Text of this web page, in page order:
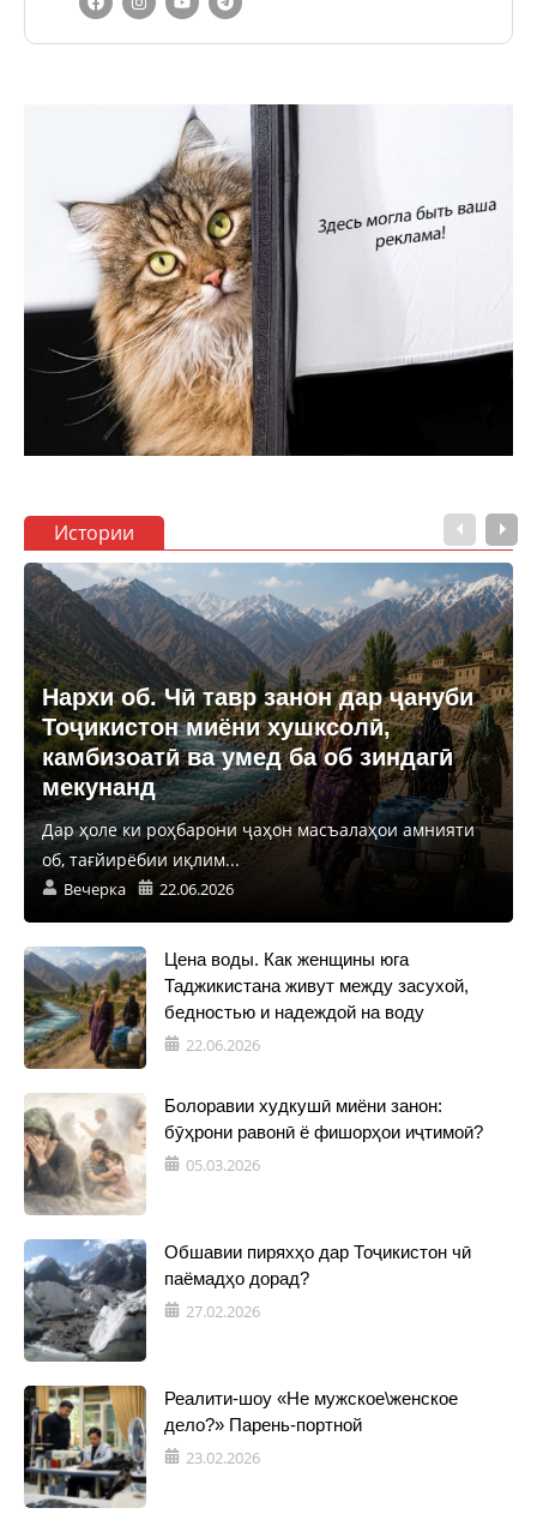
Истории
Нархи об. Чӣ тавр занон дар ҷануби
Тоҷикистон миёни хушксолӣ,
камбизоатӣ ва умед ба об зиндагӣ
мекунанд
Дар ҳоле ки роҳбарони ҷаҳон масъалаҳои амнияти
об, тағйирёбии иқлим...
Вечерка 22.06.2026
Цена воды. Как женщины юга
Таджикистана живут между засухой,
бедностью и надеждой на воду
22.06.2026
Болоравии худкушӣ миёни занон:
бӯҳрони равонӣ ё фишорҳои иҷтимоӣ?
05.03.2026
Обшавии пиряхҳо дар Тоҷикистон чӣ
паёмадҳо дорад?
27.02.2026
Реалити-шоу «Не мужское\женское
дело?» Парень-портной
23.02.2026